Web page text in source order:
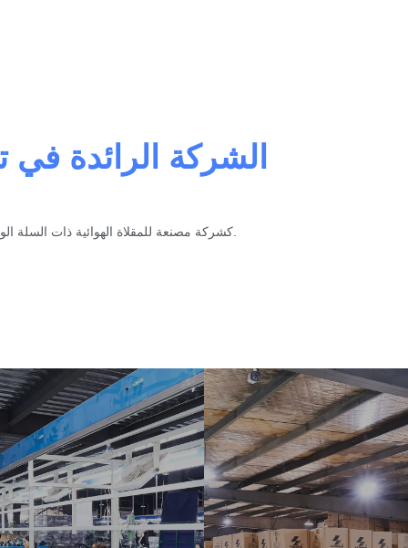
الشركة الرائدة في
كشركة مصنعة للمقلاة الهوائية ذات السلة الواحدة. خلال 8 سنوات من نمو الشركة، كان لدينا دائمًا تم تزويد العملاء بمنتجات جيدة والدعم الفني وخدمة ما بعد البيع السليمة.